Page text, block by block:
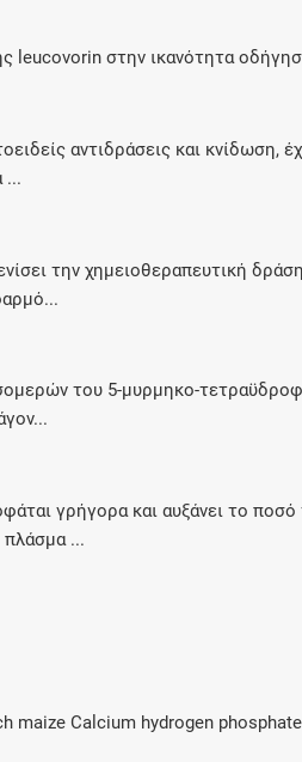
leucovorin στην ικανότητα
αντιδράσεις και
...
την χημειοθεραπευτική
του 5-μυρμηκο-
γρήγορα και αυξάνει το
...
maize Calcium hydrogen